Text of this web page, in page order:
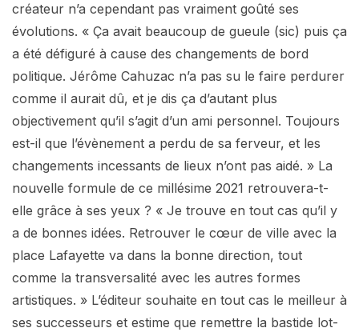
créateur n’a cependant pas vraiment goûté ses
évolutions. « Ça avait beaucoup de gueule (sic) puis ça
a été défiguré à cause des changements de bord
politique. Jérôme Cahuzac n’a pas su le faire perdurer
comme il aurait dû, et je dis ça d’autant plus
objectivement qu’il s’agit d’un ami personnel. Toujours
est-il que l’évènement a perdu de sa ferveur, et les
changements incessants de lieux n’ont pas aidé. » La
nouvelle formule de ce millésime 2021 retrouvera-t-
elle grâce à ses yeux ? « Je trouve en tout cas qu’il y
a de bonnes idées. Retrouver le cœur de ville avec la
place Lafayette va dans la bonne direction, tout
comme la transversalité avec les autres formes
artistiques. » L’éditeur souhaite en tout cas le meilleur à
ses successeurs et estime que remettre la bastide lot-